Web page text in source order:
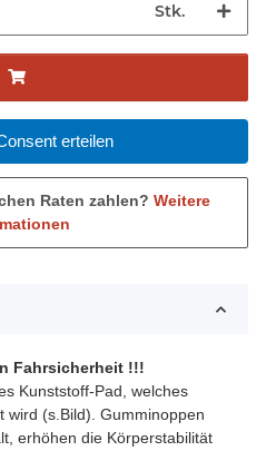
Stk.
erteilen
Raten zahlen? Weitere
Fahrsicherheit !!!
Kunststoff-Pad, welches
wird (s.Bild). Gumminoppen
erhöhen die Körperstabilität